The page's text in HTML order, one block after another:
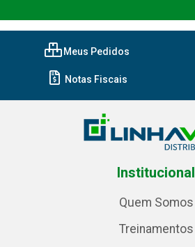
Meus Pedidos
Notas Fiscais
Institucional
Quem Somos
Treinamentos